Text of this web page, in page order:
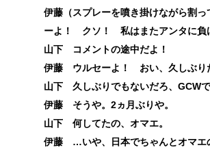
伊藤（スプレーを噴き掛けながら割っ
ーよ！ クソ！ 私はまたアンタに負
山下 コメントの途中だよ！
伊藤 ウルセーよ！ おい、久しぶり
山下 久しぶりでもないだろ、GCWで
伊藤 そうや。2ヵ月ぶりや。
山下 何してたの、オマエ。
伊藤 …いや、日本でちゃんとオマエ